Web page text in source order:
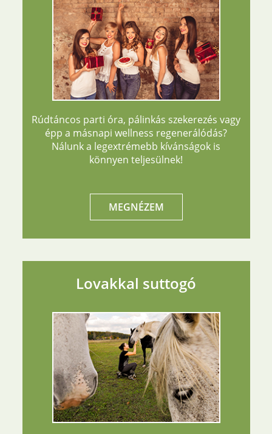
Rúdtáncos parti óra, pálinkás szekerezés vagy
épp a másnapi wellness regenerálódás?
Nálunk a legextrémebb kívánságok is
könnyen teljesülnek!
MEGNÉZEM
Lovakkal suttogó